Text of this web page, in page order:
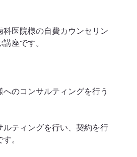
科医院様の自費カウンセリン
座です。
へのコンサルティングを行う
ルティングを行い、契約を行
。